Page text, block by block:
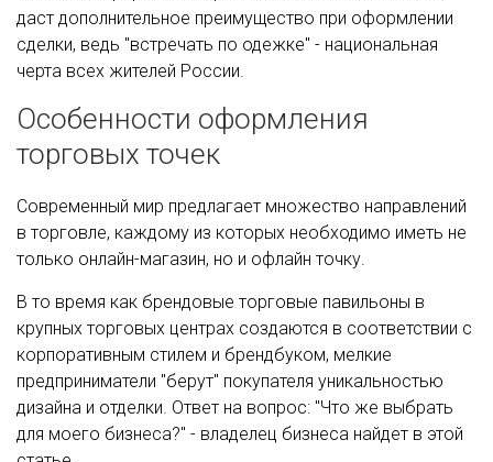
даст дополнительное преимущество при оформлении
сделки, ведь "встречать по одежке" - национальная
черта всех жителей России.
Особенности оформления
торговых точек
Современный мир предлагает множество направлений
в торговле, каждому из которых необходимо иметь не
только онлайн-магазин, но и офлайн точку.
В то время как брендовые торговые павильоны в
крупных торговых центрах создаются в соответствии с
корпоративным стилем и брендбуком, мелкие
предприниматели "берут" покупателя уникальностью
дизайна и отделки. Ответ на вопрос: "Что же выбрать
для моего бизнеса?" - владелец бизнеса найдет в этой